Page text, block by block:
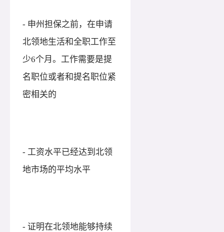
- 申州担保之前，在申请
北领地生活和全职工作至
少6个月。工作需要是提
名职位或者和提名职位紧
密相关的
- 工资水平已经达到北领
地市场的平均水平
- 证明在北领地能够持续